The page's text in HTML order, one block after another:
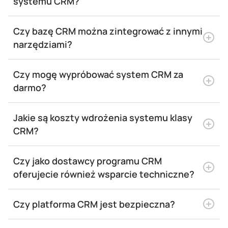
Czy bazę CRM można zintegrować z innymi
narzędziami?
Czy mogę wypróbować system CRM za
darmo?
Jakie są koszty wdrożenia systemu klasy
CRM?
Czy jako dostawcy programu CRM
oferujecie również wsparcie techniczne?
Czy platforma CRM jest bezpieczna?